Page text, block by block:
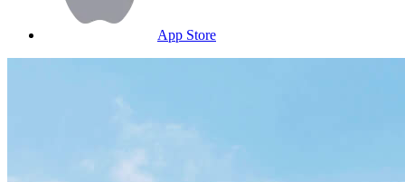
App Store